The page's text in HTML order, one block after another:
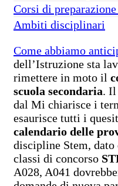
Corsi di
Ambiti disciplinari
Come abbiamo
dell’Istruzione sta
rimettere in moto il
scuola secondaria. Il
dal Mi chiarisce i
esaurisce tutti i
calendario delle
discipline Stem,
classi di concorso
A028, A041